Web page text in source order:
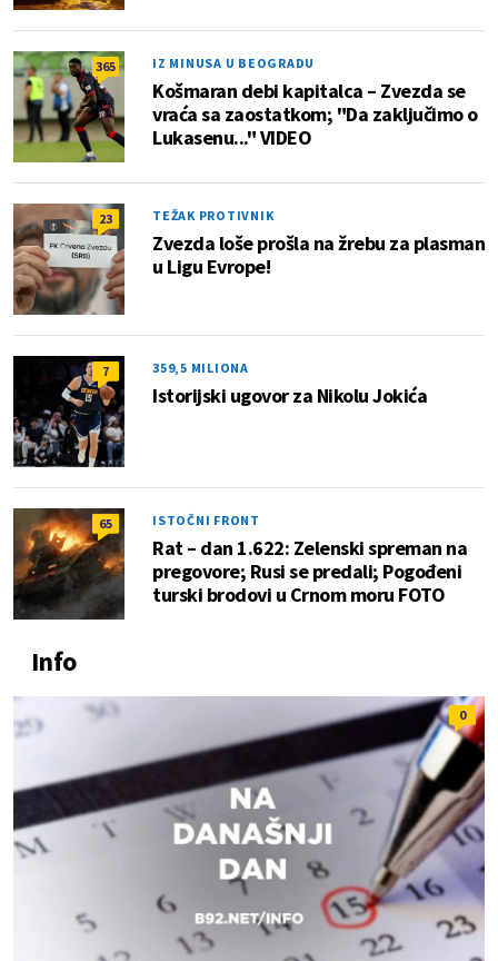
365 IZ MINUSA U BEOGRADU
Košmaran debi kapitalca – Zvezda se
vraća sa zaostatkom; "Da zaključimo o
Lukasenu..." VIDEO
23 TEŽAK PROTIVNIK
Zvezda loše prošla na žrebu za plasman
u Ligu Evrope!
7 359,5 MILIONA
Istorijski ugovor za Nikolu Jokića
65 ISTOČNI FRONT
Rat – dan 1.622: Zelenski spreman na
pregovore; Rusi se predali; Pogođeni
turski brodovi u Crnom moru FOTO
Info
0